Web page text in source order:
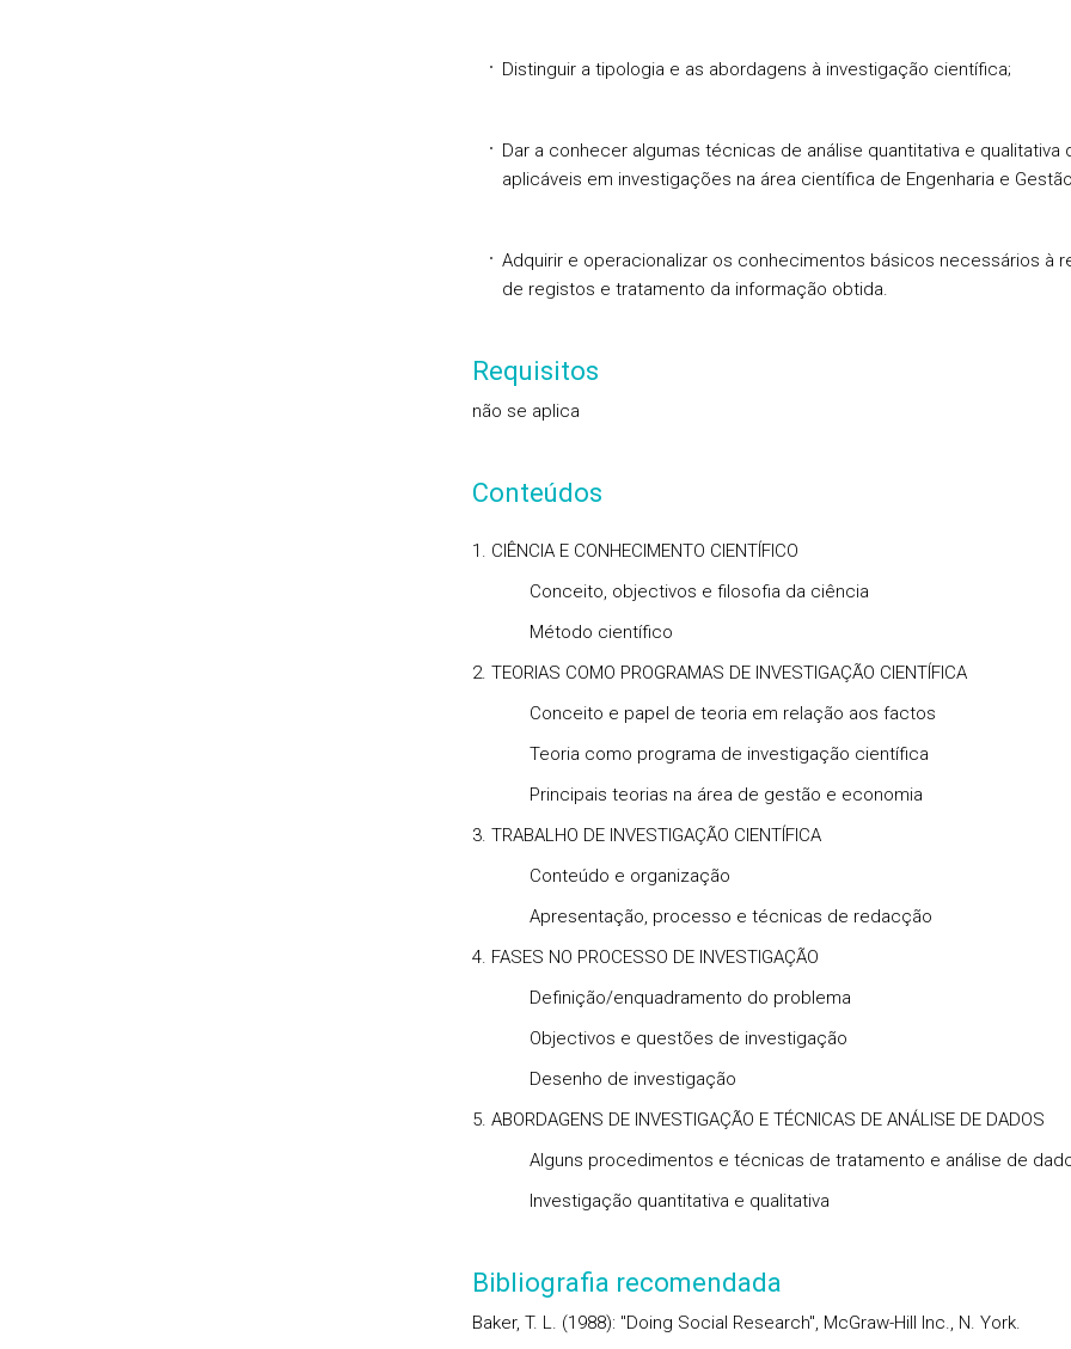
Distinguir a tipologia e as abordagens à investigação científica;
Dar a conhecer algumas técnicas de análise quantitativa e qualitativa
aplicáveis em investigações na área científica de Engenharia e
Adquirir e operacionalizar os conhecimentos básicos necessários à
de registos e tratamento da informação obtida.
Requisitos
não se aplica
Conteúdos
1. CIÊNCIA E CONHECIMENTO CIENTÍFICO
Conceito, objectivos e filosofia da ciência
Método científico
2. TEORIAS COMO PROGRAMAS DE INVESTIGAÇÃO CIENTÍFICA
Conceito e papel de teoria em relação aos factos
Teoria como programa de investigação científica
Principais teorias na área de gestão e economia
3. TRABALHO DE INVESTIGAÇÃO CIENTÍFICA
Conteúdo e organização
Apresentação, processo e técnicas de redacção
4. FASES NO PROCESSO DE INVESTIGAÇÃO
Definição/enquadramento do problema
Objectivos e questões de investigação
Desenho de investigação
5. ABORDAGENS DE INVESTIGAÇÃO E TÉCNICAS DE ANÁLISE DE DADOS
Alguns procedimentos e técnicas de tratamento e análise de
Investigação quantitativa e qualitativa
Bibliografia recomendada
Baker, T. L. (1988): "Doing Social Research", McGraw-Hill Inc., N. York.